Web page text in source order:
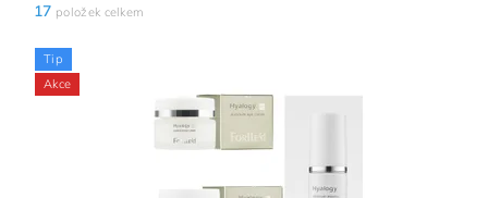
17 položek celkem
Tip
Akce